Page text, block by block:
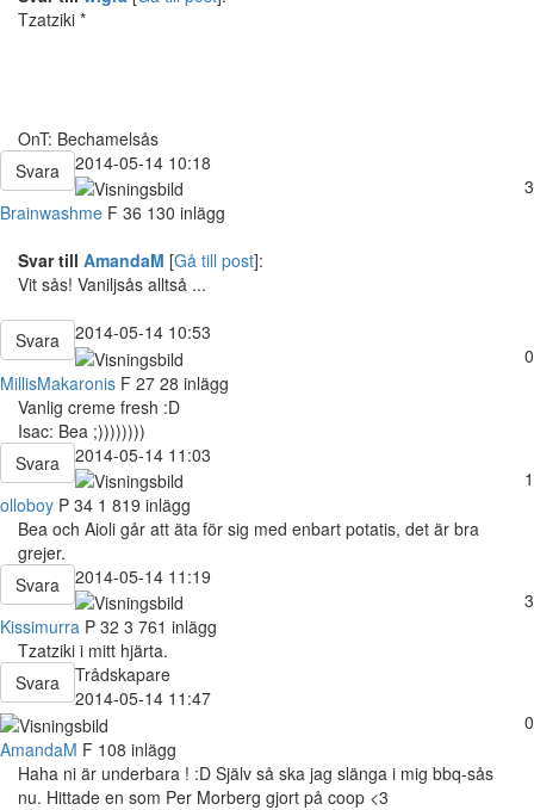
Tzatziki *
OnT: Bechamelsås
Svara
2014-05-14 10:18
3
Brainwashme F 36 130 inlägg
Svar till AmandaM [Gå till post]:
Vit sås! Vaniljsås alltså ...
Svara
2014-05-14 10:53
0
MillisMakaronis F 27 28 inlägg
Vanlig creme fresh :D
Isac: Bea ;))))))))
Svara
2014-05-14 11:03
1
olloboy P 34 1 819 inlägg
Bea och Aioli går att äta för sig med enbart potatis, det är bra
grejer.
Svara
2014-05-14 11:19
3
Kissimurra P 32 3 761 inlägg
Tzatziki i mitt hjärta.
Svara
Trådskapare
2014-05-14 11:47
0
AmandaM F 108 inlägg
Haha ni är underbara ! :D Själv så ska jag slänga i mig bbq-sås
nu. Hittade en som Per Morberg gjort på coop <3